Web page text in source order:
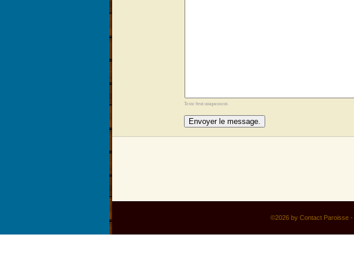
Texte brut uniquement.
©2026 by Contact Paroisse -